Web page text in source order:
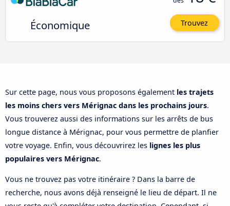
Économique Trouvez
Sur cette page, nous vous proposons également les trajets
les moins chers vers Mérignac dans les prochains jours.
Vous trouverez aussi des informations sur les arrêts de bus
longue distance à Mérignac, pour vous permettre de planfier
votre voyage. Enfin, vous découvrirez les lignes les plus
populaires vers Mérignac.
Vous ne trouvez pas votre itinéraire ? Dans la barre de
recherche, nous avons déjà renseigné le lieu de départ. Il ne